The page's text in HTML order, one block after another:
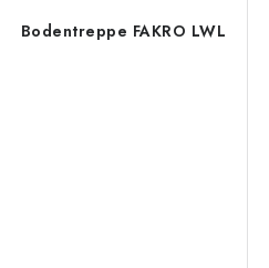
Bodentreppe FAKRO LWL